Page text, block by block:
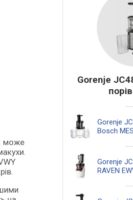
Gorenje
Gorenje
Bosch
Gorenje
RAVEN